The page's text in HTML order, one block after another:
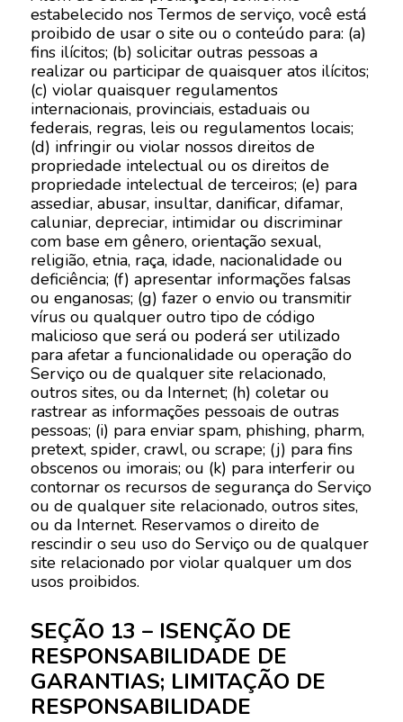
estabelecido nos Termos de serviço, você está
proibido de usar o site ou o conteúdo para: (a)
fins ilícitos; (b) solicitar outras pessoas a
realizar ou participar de quaisquer atos ilícitos;
(c) violar quaisquer regulamentos
internacionais, provinciais, estaduais ou
federais, regras, leis ou regulamentos locais;
(d) infringir ou violar nossos direitos de
propriedade intelectual ou os direitos de
propriedade intelectual de terceiros; (e) para
assediar, abusar, insultar, danificar, difamar,
caluniar, depreciar, intimidar ou discriminar
com base em gênero, orientação sexual,
religião, etnia, raça, idade, nacionalidade ou
deficiência; (f) apresentar informações falsas
ou enganosas; (g) fazer o envio ou transmitir
vírus ou qualquer outro tipo de código
malicioso que será ou poderá ser utilizado
para afetar a funcionalidade ou operação do
Serviço ou de qualquer site relacionado,
outros sites, ou da Internet; (h) coletar ou
rastrear as informações pessoais de outras
pessoas; (i) para enviar spam, phishing, pharm,
pretext, spider, crawl, ou scrape; (j) para fins
obscenos ou imorais; ou (k) para interferir ou
contornar os recursos de segurança do Serviço
ou de qualquer site relacionado, outros sites,
ou da Internet. Reservamos o direito de
rescindir o seu uso do Serviço ou de qualquer
site relacionado por violar qualquer um dos
usos proibidos.
SEÇÃO 13 – ISENÇÃO DE
RESPONSABILIDADE DE
GARANTIAS; LIMITAÇÃO DE
RESPONSABILIDADE